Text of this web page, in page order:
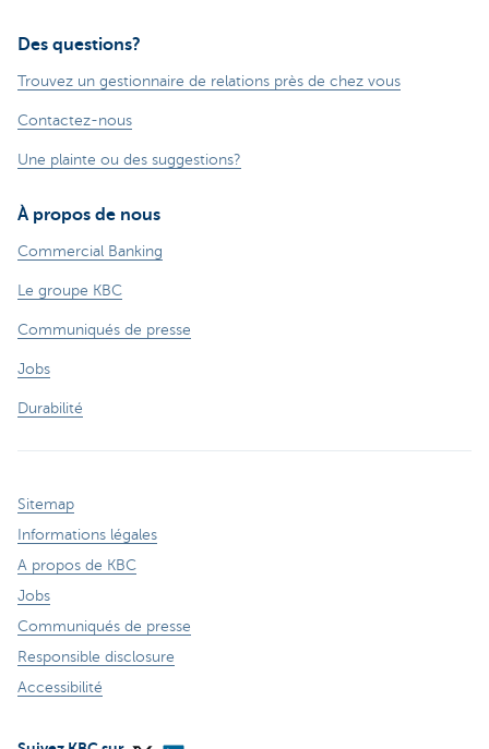
Des questions?
Trouvez un gestionnaire de relations près de chez vous
Contactez-nous
Une plainte ou des suggestions?
À propos de nous
Commercial Banking
Le groupe KBC
Communiqués de presse
Jobs
Durabilité
Sitemap
Informations légales
A propos de KBC
Jobs
Communiqués de presse
Responsible disclosure
Accessibilité